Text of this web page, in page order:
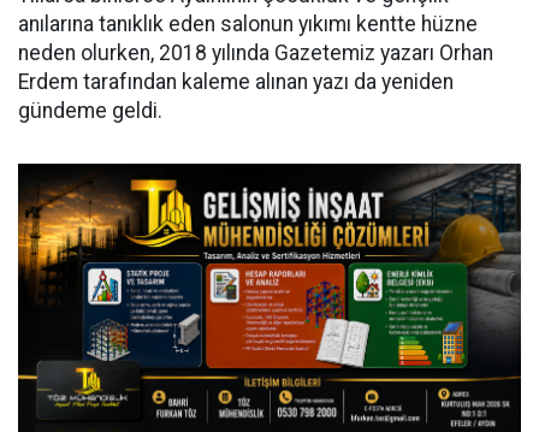
anılarına tanıklık eden salonun yıkımı kentte hüzne
neden olurken, 2018 yılında Gazetemiz yazarı Orhan
Erdem tarafından kaleme alınan yazı da yeniden
gündeme geldi.